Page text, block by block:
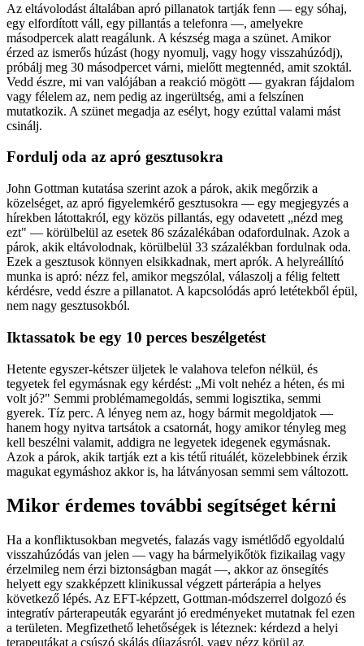
Az eltávolodást általában apró pillanatok tartják fenn — egy sóhaj,
egy elfordított váll, egy pillantás a telefonra —, amelyekre
másodpercek alatt reagálunk. A készség maga a szünet. Amikor
érzed az ismerős húzást (hogy nyomulj, vagy hogy visszahúzódj),
próbálj meg 30 másodpercet várni, mielőtt megtennéd, amit szoktál.
Vedd észre, mi van valójában a reakció mögött — gyakran fájdalom
vagy félelem az, nem pedig az ingerültség, ami a felszínen
mutatkozik. A szünet megadja az esélyt, hogy ezúttal valami mást
csinálj.
Fordulj oda az apró gesztusokra
John Gottman kutatása szerint azok a párok, akik megőrzik a
közelséget, az apró figyelemkérő gesztusokra — egy megjegyzés a
hírekben látottakról, egy közös pillantás, egy odavetett „nézd meg
ezt" — körülbelül az esetek 86 százalékában odafordulnak. Azok a
párok, akik eltávolodnak, körülbelül 33 százalékban fordulnak oda.
Ezek a gesztusok könnyen elsikkadnak, mert aprók. A helyreállító
munka is apró: nézz fel, amikor megszólal, válaszolj a félig feltett
kérdésre, vedd észre a pillanatot. A kapcsolódás apró letétekből épül,
nem nagy gesztusokból.
Iktassatok be egy 10 perces beszélgetést
Hetente egyszer-kétszer üljetek le valahova telefon nélkül, és
tegyetek fel egymásnak egy kérdést: „Mi volt nehéz a héten, és mi
volt jó?" Semmi problémamegoldás, semmi logisztika, semmi
gyerek. Tíz perc. A lényeg nem az, hogy bármit megoldjatok —
hanem hogy nyitva tartsátok a csatornát, hogy amikor tényleg meg
kell beszélni valamit, addigra ne legyetek idegenek egymásnak.
Azok a párok, akik tartják ezt a kis tétű rituálét, közelebbinek érzik
magukat egymáshoz akkor is, ha látványosan semmi sem változott.
Mikor érdemes további segítséget kérni
Ha a konfliktusokban megvetés, falazás vagy ismétlődő egyoldalú
visszahúzódás van jelen — vagy ha bármelyikőtök fizikailag vagy
érzelmileg nem érzi biztonságban magát —, akkor az önsegítés
helyett egy szakképzett klinikussal végzett párterápia a helyes
következő lépés. Az EFT-képzett, Gottman-módszerrel dolgozó és
integratív párterapeuták egyaránt jó eredményeket mutatnak fel ezen
a területen. Megfizethető lehetőségek is léteznek: kérdezd a helyi
terapeutákat a csúszó skálás díjazásról, vagy nézz körül az